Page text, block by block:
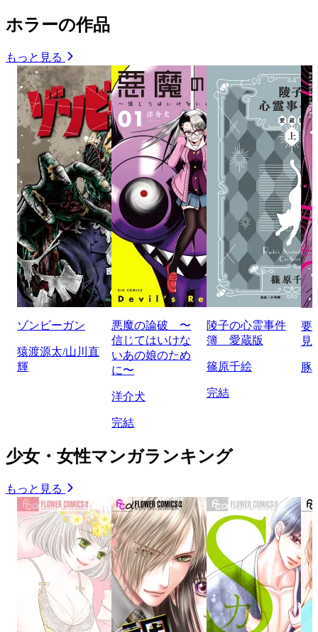
ホラーの作品
もっと見る
ゾンビーガン
猿渡源太/山川直
輝
悪魔の論破 〜
信じてはいけな
いあの娘のため
に〜
洋介犬
完結
陵子の心霊事件
簿 愛蔵版
篠原千絵
完結
要
見
豚
少女・女性マンガランキング
もっと見る